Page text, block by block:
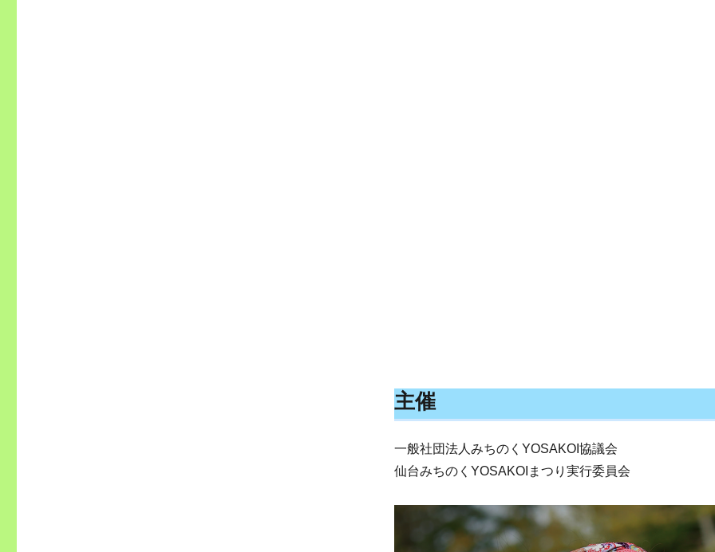
主催
一般社団法人みちのくYOSAKOI協議会
仙台みちのくYOSAKOIまつり実行委員会